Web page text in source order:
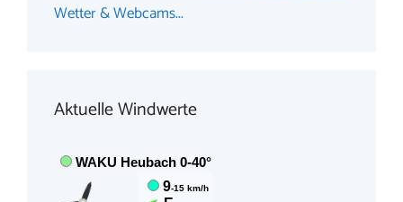
Wetter & Webcams...
Aktuelle Windwerte